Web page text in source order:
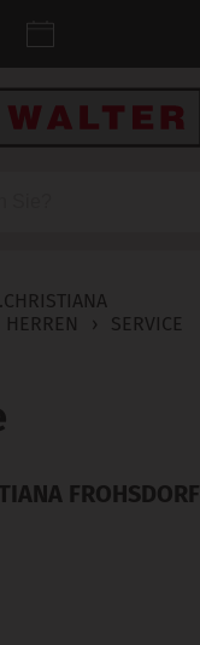
HERREN › SERVICE
FROHSDORF